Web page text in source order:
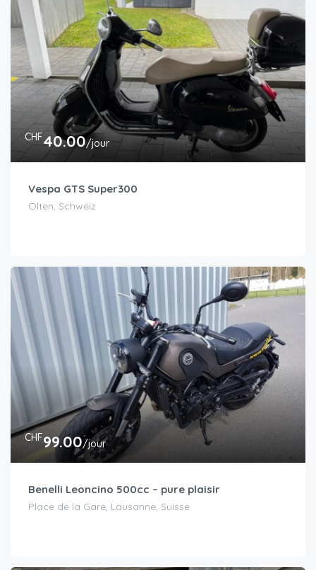
CHF40.00/jour
Vespa GTS Super300
Olten, Schweiz
CHF99.00/jour
Benelli Leoncino 500cc – pure plaisir
Place de la Gare, Lausanne, Suisse